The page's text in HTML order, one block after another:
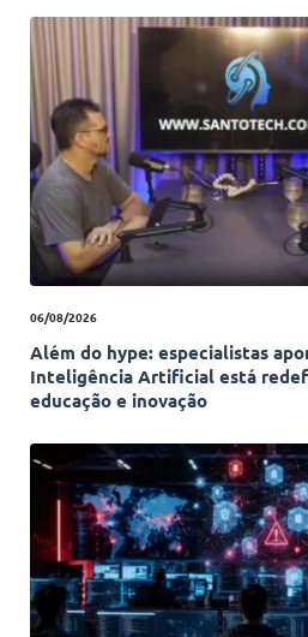
06/08/2026
Além do hype: especialistas
Inteligência Artificial está
educação e inovação